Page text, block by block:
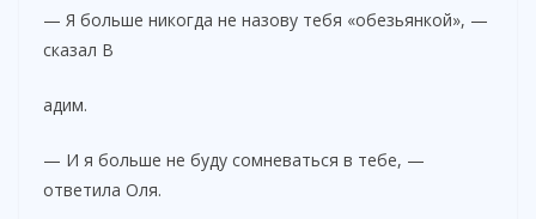
— Я больше никогда не назову тебя «обезьянкой», —
сказал В
адим.
— И я больше не буду сомневаться в тебе, —
ответила Оля.